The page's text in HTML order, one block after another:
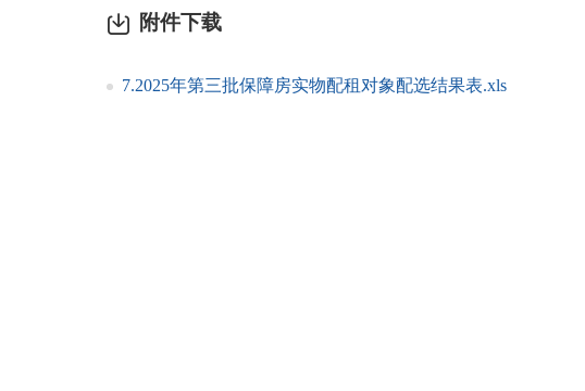
附件下载
7.2025年第三批保障房实物配租对象配选结果表.xls